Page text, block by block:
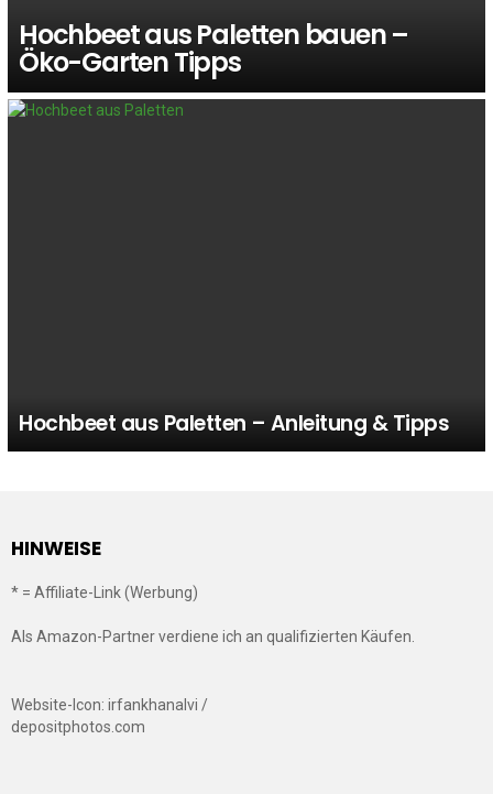
Hochbeet aus Paletten bauen –
Öko-Garten Tipps
Hochbeet aus Paletten – Anleitung & Tipps
HINWEISE
* = Affiliate-Link (Werbung)
Als Amazon-Partner verdiene ich an qualifizierten Käufen.
Website-Icon: irfankhanalvi /
depositphotos.com